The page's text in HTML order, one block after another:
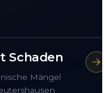
Schaden
Mängel